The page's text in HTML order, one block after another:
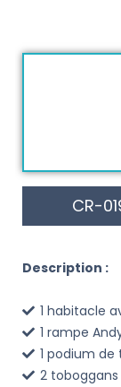
CR-
Description :
1 habitacle
1 rampe
1 podium de
2 toboggans